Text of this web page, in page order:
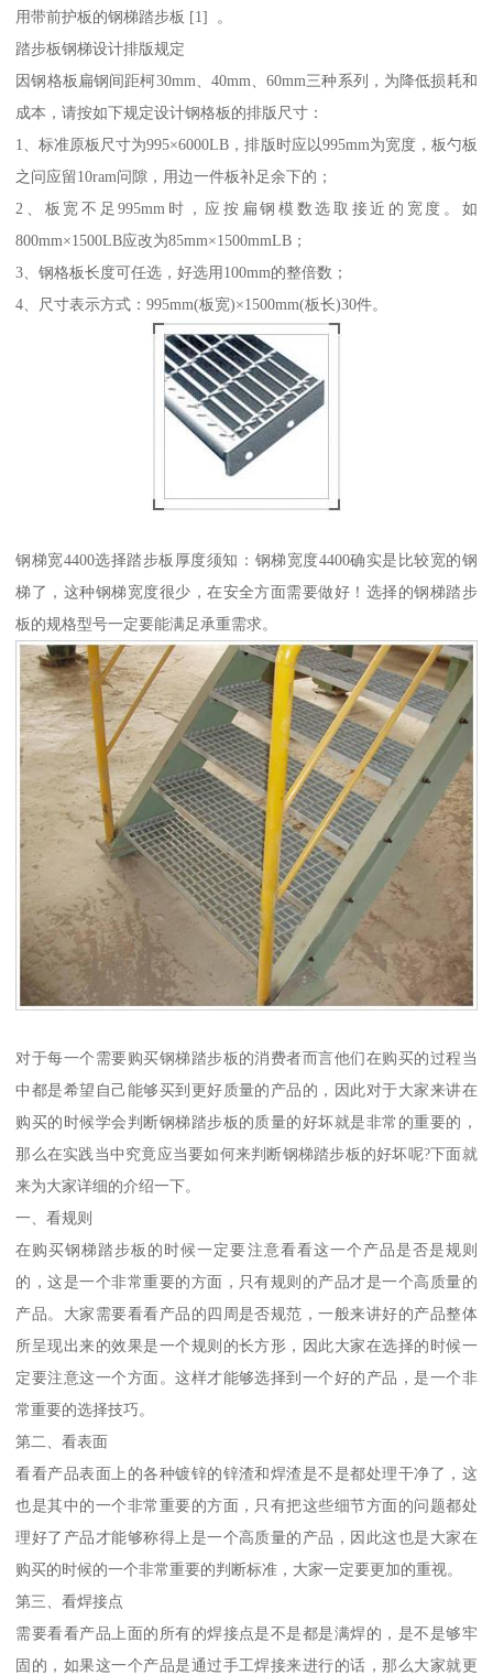
用带前护板的钢梯踏步板 [1] 。
踏步板钢梯设计排版规定
因钢格板扁钢间距柯30mm、40mm、60mm三种系列，为降低损耗和
成本，请按如下规定设计钢格板的排版尺寸：
1、标准原板尺寸为995×6000LB，排版时应以995mm为宽度，板勺板
之问应留10ram问隙，用边一件板补足余下的；
2、板宽不足995mm时，应按扁钢模数选取接近的宽度。如
800mm×1500LB应改为85mm×1500mmLB；
3、钢格板长度可任选，好选用100mm的整倍数；
4、尺寸表示方式：995mm(板宽)×1500mm(板长)30件。
钢梯宽4400选择踏步板厚度须知：钢梯宽度4400确实是比较宽的钢
梯了，这种钢梯宽度很少，在安全方面需要做好！选择的钢梯踏步
板的规格型号一定要能满足承重需求。
对于每一个需要购买钢梯踏步板的消费者而言他们在购买的过程当
中都是希望自己能够买到更好质量的产品的，因此对于大家来讲在
购买的时候学会判断钢梯踏步板的质量的好坏就是非常的重要的，
那么在实践当中究竟应当要如何来判断钢梯踏步板的好坏呢?下面就
来为大家详细的介绍一下。
一、看规则
在购买钢梯踏步板的时候一定要注意看看这一个产品是否是规则
的，这是一个非常重要的方面，只有规则的产品才是一个高质量的
产品。大家需要看看产品的四周是否规范，一般来讲好的产品整体
所呈现出来的效果是一个规则的长方形，因此大家在选择的时候一
定要注意这一个方面。这样才能够选择到一个好的产品，是一个非
常重要的选择技巧。
第二、看表面
看看产品表面上的各种镀锌的锌渣和焊渣是不是都处理干净了，这
也是其中的一个非常重要的方面，只有把这些细节方面的问题都处
理好了产品才能够称得上是一个高质量的产品，因此这也是大家在
购买的时候的一个非常重要的判断标准，大家一定要更加的重视。
第三、看焊接点
需要看看产品上面的所有的焊接点是不是都是满焊的，是不是够牢
固的，如果这一个产品是通过手工焊接来进行的话，那么大家就更